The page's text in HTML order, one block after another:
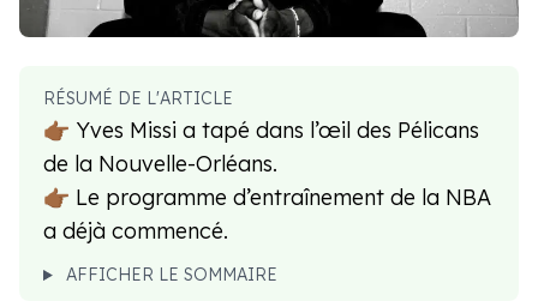
RÉSUMÉ DE L'ARTICLE
👉🏾 Yves Missi a tapé dans l’œil des Pélicans
de la Nouvelle-Orléans.
👉🏾 Le programme d’entraînement de la NBA
a déjà commencé.
AFFICHER LE SOMMAIRE